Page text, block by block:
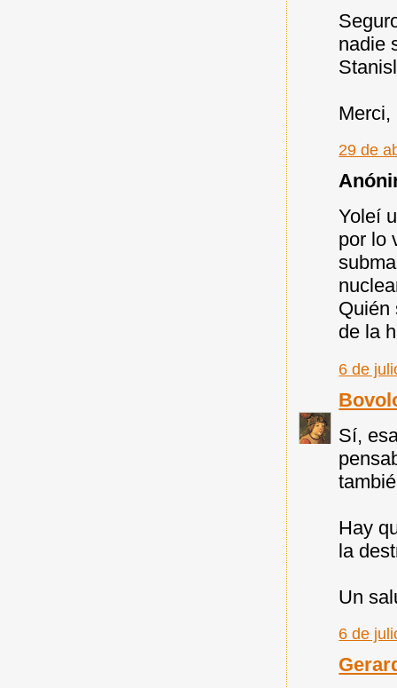
nadie
Merci,
29 de
Yoleí
por lo
Quién
de la
6 de
Sí,
Hay
la
Un
6 de